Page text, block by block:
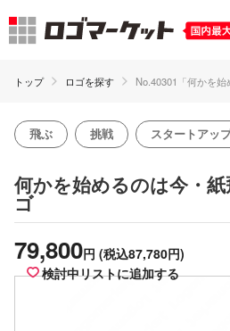
トップ ロゴを探す No.40301「何かを始
飛ぶ 挑戦 スタートアッ
何かを始めるのは今・
ゴ
79,800円 (税込87,780円)
検討中リストに追加する